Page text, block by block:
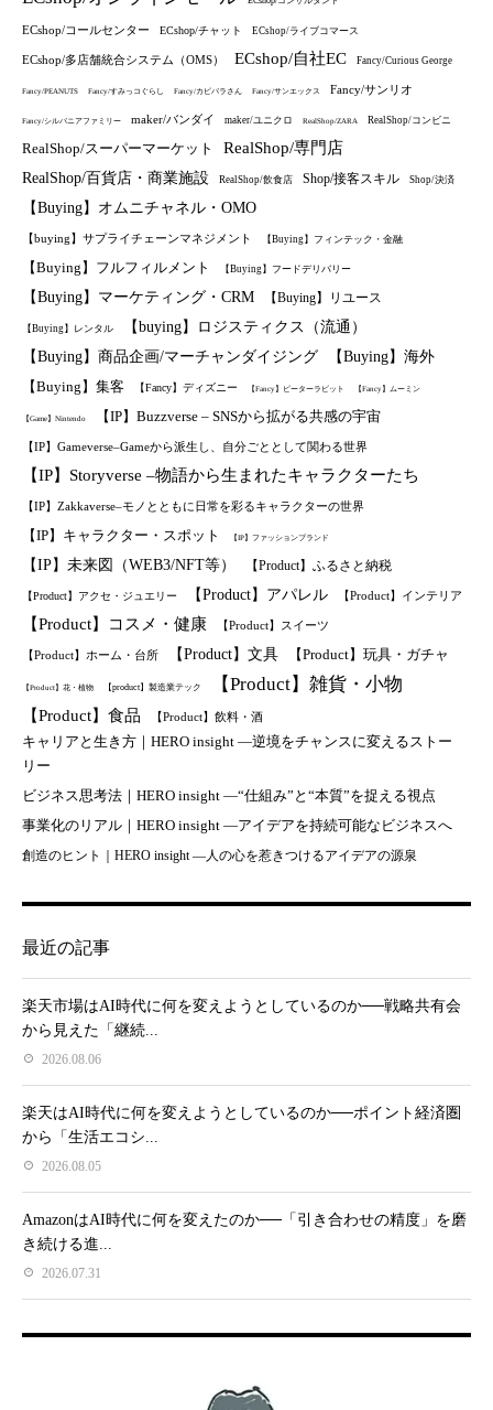
ECshop/コールセンター ECshop/チャット ECshop/ライブコマース
ECshop/多店舗統合システム（OMS） ECshop/自社EC Fancy/Curious George
Fancy/PEANUTS Fancy/すみっコぐらし Fancy/カピバラさん Fancy/サンエックス Fancy/サンリオ
Fancy/シルバニアファミリー maker/バンダイ maker/ユニクロ RealShop/ZARA RealShop/コンビニ
RealShop/スーパーマーケット RealShop/専門店
RealShop/百貨店・商業施設 RealShop/飲食店 Shop/接客スキル Shop/決済
【Buying】オムニチャネル・OMO
【buying】サプライチェーンマネジメント 【Buying】フィンテック・金融
【Buying】フルフィルメント 【Buying】フードデリバリー
【Buying】マーケティング・CRM 【Buying】リユース
【Buying】レンタル
【buying】ロジスティクス（流通）
【Buying】商品企画/マーチャンダイジング
【Buying】海外
【Buying】集客
【Fancy】ディズニー 【Fancy】ピーターラビット 【Fancy】ムーミン
【Game】Nintendo 【IP】Buzzverse – SNSから拡がる共感の宇宙
【IP】Gameverse–Gameから派生し、自分ごととして関わる世界
【IP】Storyverse –物語から生まれたキャラクターたち
【IP】Zakkaverse–モノとともに日常を彩るキャラクターの世界
【IP】キャラクター・スポット 【IP】ファッションブランド
【IP】未来図（WEB3/NFT等） 【Product】ふるさと納税
【Product】アクセ・ジュエリー 【Product】アパレル 【Product】インテリア
【Product】コスメ・健康 【Product】スイーツ
【Product】ホーム・台所 【Product】文具 【Product】玩具・ガチャ
【Product】花・植物 【product】製造業テック 【Product】雑貨・小物
【Product】食品 【Product】飲料・酒
キャリアと生き方｜HERO insight —逆境をチャンスに変えるストー
リー
ビジネス思考法｜HERO insight —“仕組み”と“本質”を捉える視点
事業化のリアル｜HERO insight —アイデアを持続可能なビジネスへ
創造のヒント｜HERO insight —人の心を惹きつけるアイデアの源泉
最近の記事
楽天市場はAI時代に何を変えようとしているのか──戦略共有会
から見えた「継続...
2026.08.06
楽天はAI時代に何を変えようとしているのか──ポイント経済圏
から「生活エコシ...
2026.08.05
AmazonはAI時代に何を変えたのか──「引き合わせの精度」を磨
き続ける進...
2026.07.31